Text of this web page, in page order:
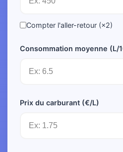
Compter l'aller-retour (×2)
Consommation moyenne (L/
Prix du carburant (€/L)